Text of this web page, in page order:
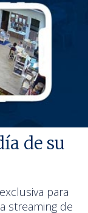
de su
para
streaming de